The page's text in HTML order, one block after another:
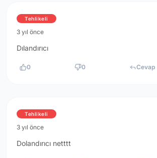
Tehlikeli
3 yıl önce
Dılandırıcı
0 0 Cevap
Tehlikeli
3 yıl önce
Dolandırıcı netttt